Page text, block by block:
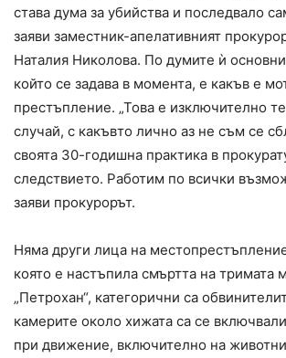
става дума за убийства и последвало
заяви заместник-апелативният
Наталия Николова. По думите ѝ
който се задава в момента, е какъв е
престъпление. „Това е изключително
случай, с какъвто лично аз не съм се
своята 30-годишна практика в
следствието. Работим по всички
заяви прокурорът.
Няма други лица на
която е настъпила смъртта на тримата
„Петрохан“, категорични са
камерите около хижата са се
при движение, включително на